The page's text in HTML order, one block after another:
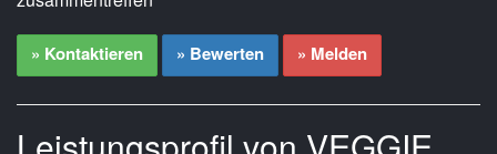
» Kontaktieren » Bewerten » Melden